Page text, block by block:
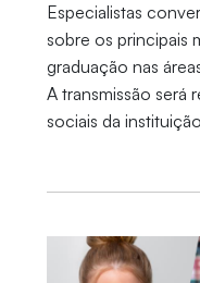
Especialistas
sobre os principais
graduação nas
A transmissão será
sociais da